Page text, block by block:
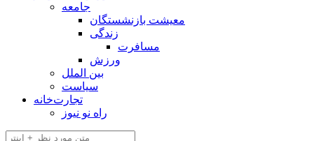
جامعه
معیشت بازنشستگان
زندگی
مسافرت
ورزش
بین الملل
سیاست
تجارت‌خانه
راه نو نیوز